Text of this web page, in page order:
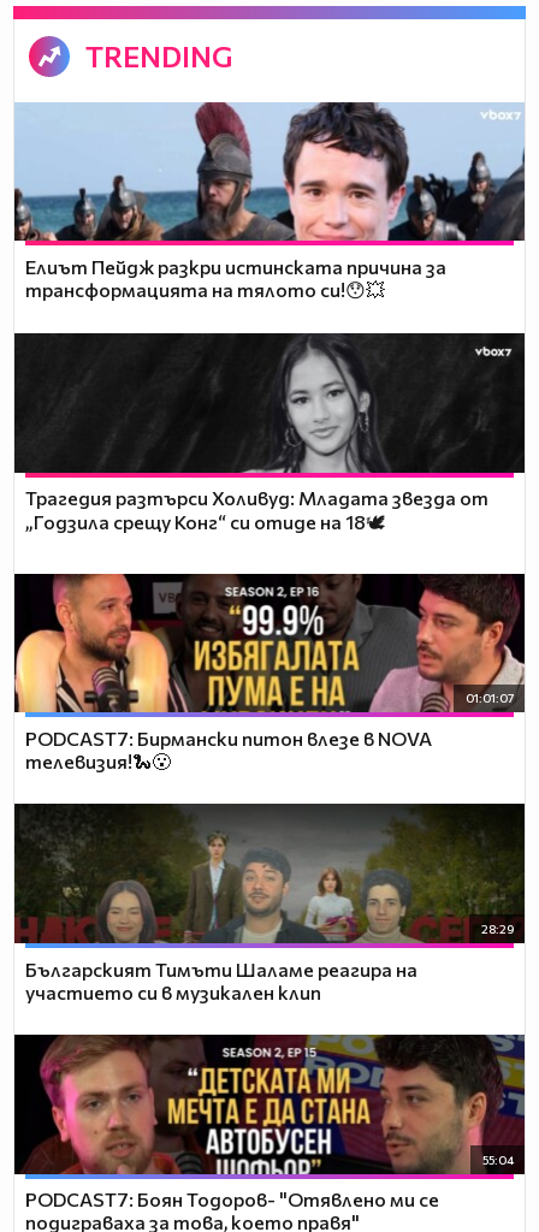
TRENDING
Елиът Пейдж разкри истинската причина за
трансформацията на тялото си!😯💥
Трагедия разтърси Холивуд: Младата звезда от
„Годзила срещу Конг“ си отиде на 18🕊️
01:01:07
PODCAST7: Бирмански питон влезе в NOVA
телевизия!🐍😮
28:29
Българският Тимъти Шаламе реагира на
участието си в музикален клип
55:04
PODCAST7: ‪Боян Тодоров- "Отявлено ми се
подиграваха за това, което правя"